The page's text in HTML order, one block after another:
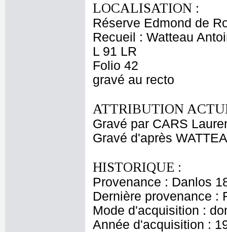
LOCALISATION :
Réserve Edmond de
Recueil : Watteau
L 91 LR
Folio 42
gravé au recto
ATTRIBUTION
Gravé par CARS
Gravé d'après
HISTORIQUE :
Provenance : Danlos
Dernière provenance :
Mode d'acquisition :
Année d'acquisition :